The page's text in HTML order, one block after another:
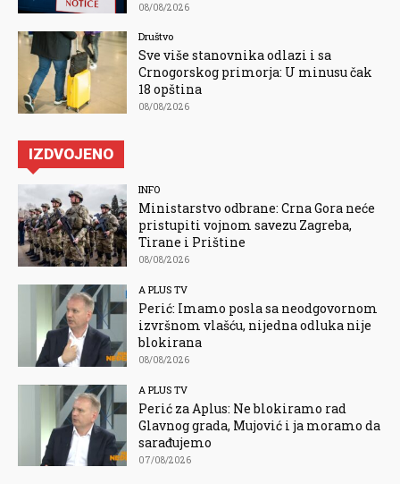
08/08/2026
Društvo
Sve više stanovnika odlazi i sa
Crnogorskog primorja: U minusu čak
18 opština
08/08/2026
IZDVOJENO
INFO
Ministarstvo odbrane: Crna Gora neće
pristupiti vojnom savezu Zagreba,
Tirane i Prištine
08/08/2026
A PLUS TV
Perić: Imamo posla sa neodgovornom
izvršnom vlašću, nijedna odluka nije
blokirana
08/08/2026
A PLUS TV
Perić za Aplus: Ne blokiramo rad
Glavnog grada, Mujović i ja moramo da
sarađujemo
07/08/2026